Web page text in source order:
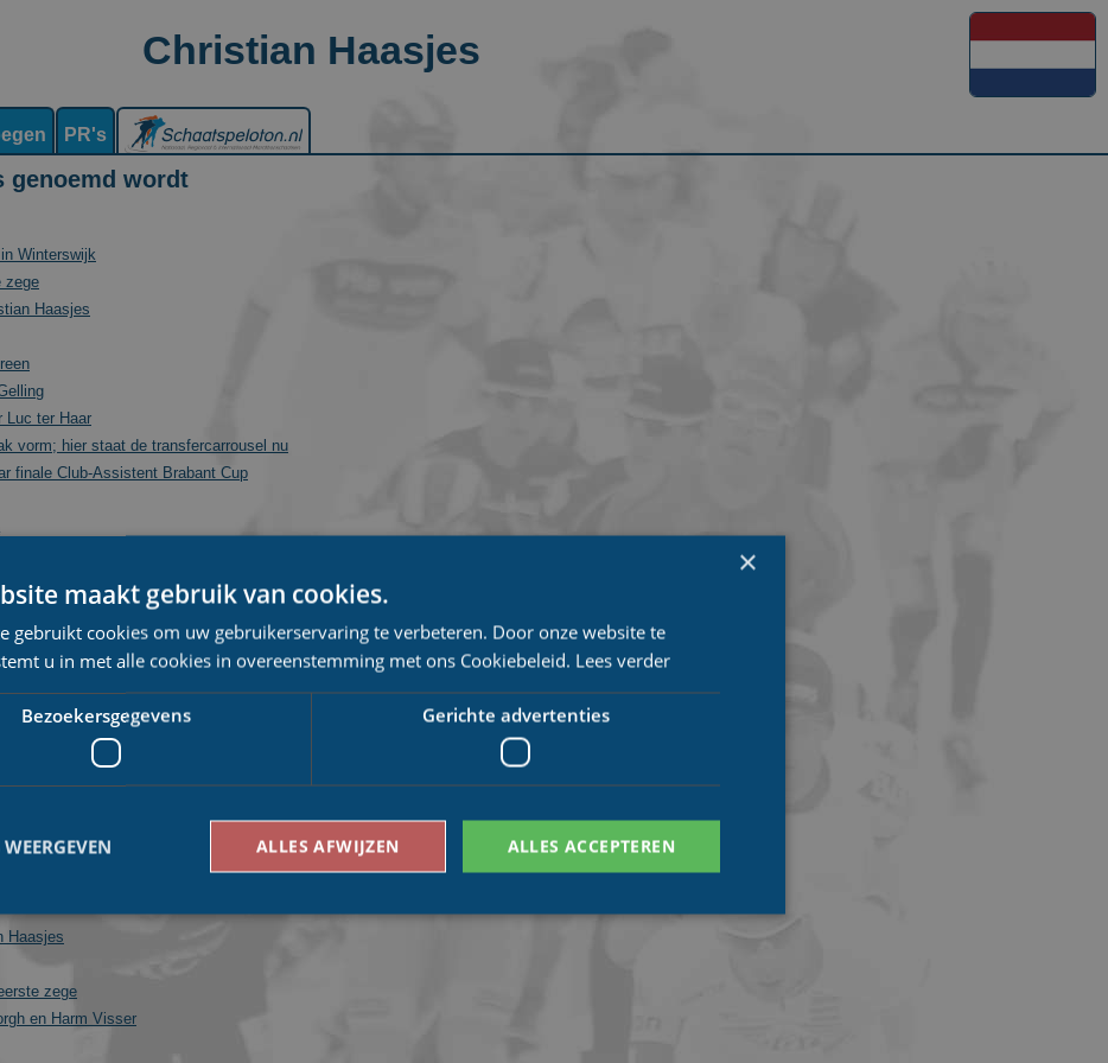
Christian Haasjes
PR's
genoemd wordt
Winterswijk
zege
Haasjes
Luc ter Haar
vorm; hier staat de transfercarrousel nu
finale Club-Assistent Brabant Cup
marathonkampioen
/ De Haan Westerhoff compleet
op dit moment
Haasjes
zege
en Harm Visser
×
maakt gebruik van cookies.
gebruikt cookies om uw gebruikerservaring te verbeteren. Door onze website te
u in met alle cookies in overeenstemming met ons Cookiebeleid. Lees verder
Bezoekersgegevens Gerichte advertenties
ALLES ACCEPTEREN
ALLES AFWIJZEN
worden gebruikt om te zien hoe bezoekers de website gebruiken, bijv. analytische cookies. Deze cookies kunnen
om een bepaalde bezoeker direct te identificeren.